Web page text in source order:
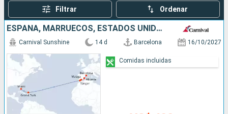
Filtrar Ordenar
ESPAÑA, MARRUECOS, ESTADOS UNIDOS
Carnival Sunshine 14 d Barcelona 16/10/2027
Comidas incluidas